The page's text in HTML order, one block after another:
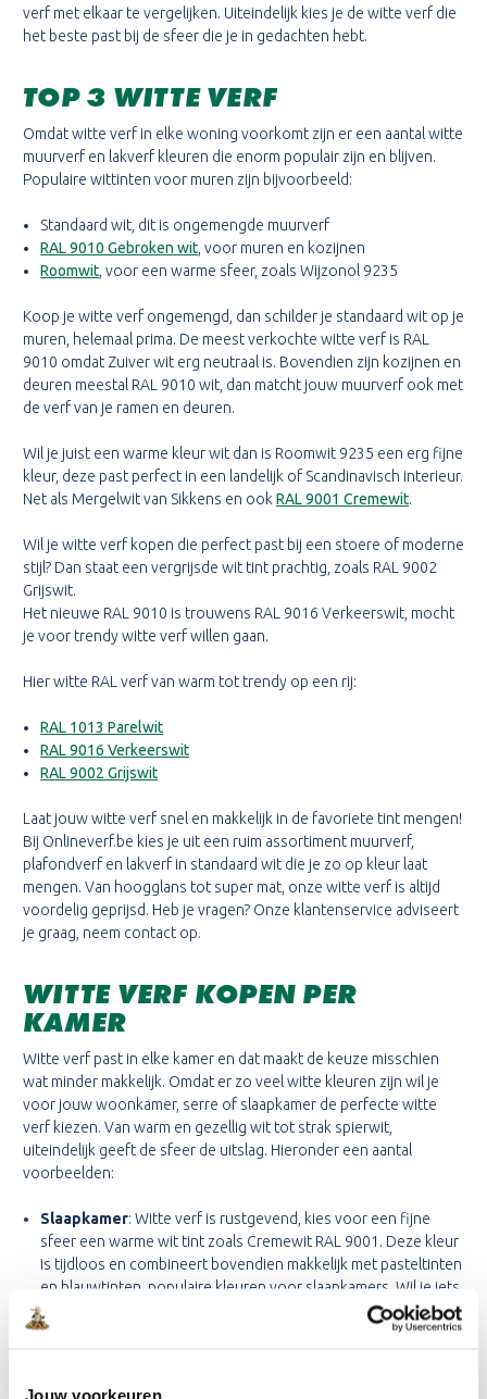
Jouw voorkeuren
verf met elkaar te vergelijken. Uiteindelijk kies je de witte verf die
het beste past bij de sfeer die je in gedachten hebt.
TOP 3 WITTE VERF
Omdat witte verf in elke woning voorkomt zijn er een aantal witte
muurverf en lakverf kleuren die enorm populair zijn en blijven.
Populaire wittinten voor muren zijn bijvoorbeeld:
Standaard wit, dit is ongemengde muurverf
RAL 9010 Gebroken wit , voor muren en kozijnen
Roomwit , voor een warme sfeer, zoals Wijzonol 9235
Koop je witte verf ongemengd, dan schilder je standaard wit op je
muren, helemaal prima. De meest verkochte witte verf is RAL
9010 omdat Zuiver wit erg neutraal is. Bovendien zijn kozijnen en
deuren meestal RAL 9010 wit, dan matcht jouw muurverf ook met
de verf van je ramen en deuren.
Wil je juist een warme kleur wit dan is Roomwit 9235 een erg fijne
kleur, deze past perfect in een landelijk of Scandinavisch interieur.
Net als Mergelwit van Sikkens en ook RAL 9001 Cremewit.
Wil je witte verf kopen die perfect past bij een stoere of moderne
stijl? Dan staat een vergrijsde wit tint prachtig, zoals RAL 9002
Grijswit.
Het nieuwe RAL 9010 is trouwens RAL 9016 Verkeerswit, mocht
je voor trendy witte verf willen gaan.
Hier witte RAL verf van warm tot trendy op een rij:
RAL 1013 Parelwit
RAL 9016 Verkeerswit
RAL 9002 Grijswit
Laat jouw witte verf snel en makkelijk in de favoriete tint mengen!
Bij Onlineverf.be kies je uit een ruim assortiment muurverf,
plafondverf en lakverf in standaard wit die je zo op kleur laat
mengen. Van hoogglans tot super mat, onze witte verf is altijd
voordelig geprijsd. Heb je vragen? Onze klantenservice adviseert
je graag, neem contact op.
WITTE VERF KOPEN PER
KAMER
Witte verf past in elke kamer en dat maakt de keuze misschien
wat minder makkelijk. Omdat er zo veel witte kleuren zijn wil je
voor jouw woonkamer, serre of slaapkamer de perfecte witte
verf kiezen. Van warm en gezellig wit tot strak spierwit,
uiteindelijk geeft de sfeer de uitslag. Hieronder een aantal
voorbeelden:
Slaapkamer: Witte verf is rustgevend, kies voor een fijne
sfeer een warme wit tint zoals Cremewit RAL 9001. Deze kleur
is tijdloos en combineert bovendien makkelijk met pasteltinten
en blauwtinten, populaire kleuren voor slaapkamers. Wil je iets
aparts? Witte verf met glitters lijkt op een sterrenhemel, maar
daar heb je wat lef voor nodig.